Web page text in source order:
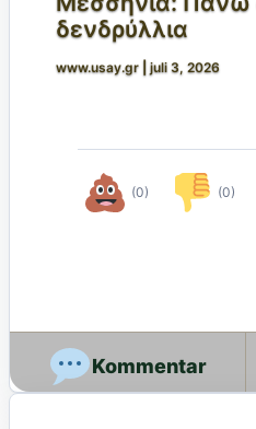
δενδρύλλια
www.usay.gr juli 3, 2026
(0) (0)